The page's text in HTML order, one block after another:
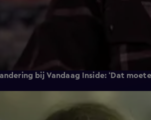
bij Vandaag Inside: ‘Dat